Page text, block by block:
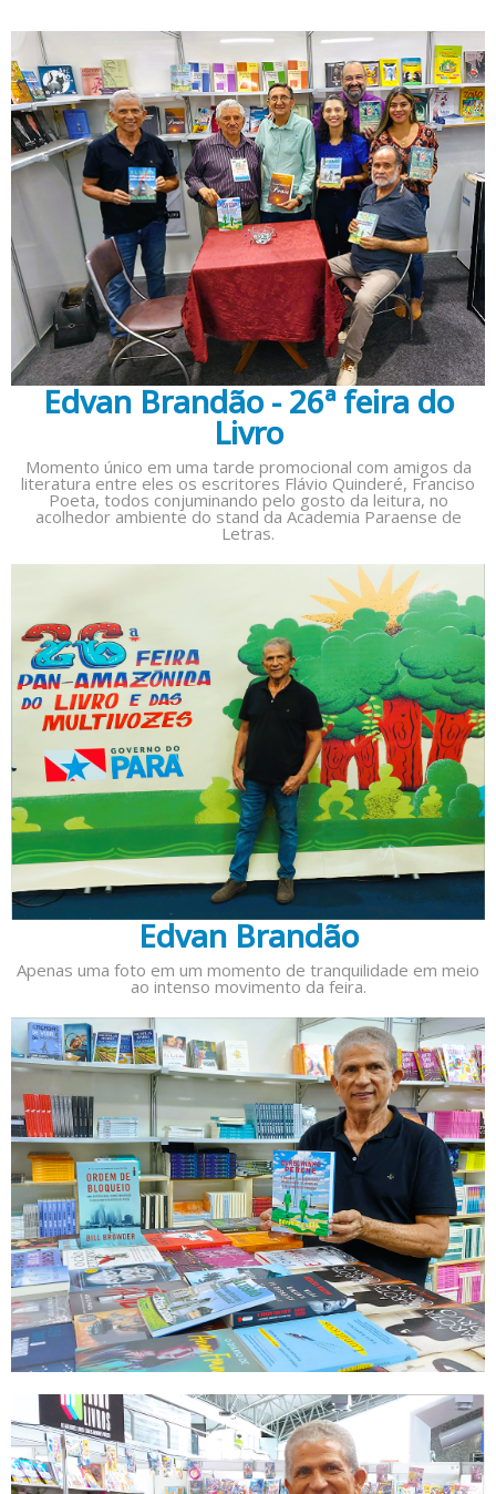
Edvan Brandão - 26ª feira do
Livro
Momento único em uma tarde promocional com amigos da
literatura entre eles os escritores Flávio Quinderé, Franciso
Poeta, todos conjuminando pelo gosto da leitura, no
acolhedor ambiente do stand da Academia Paraense de
Letras.
Edvan Brandão
Apenas uma foto em um momento de tranquilidade em meio
ao intenso movimento da feira.